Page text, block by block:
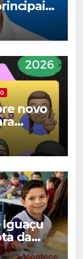
para
novo
Iguaçu
da